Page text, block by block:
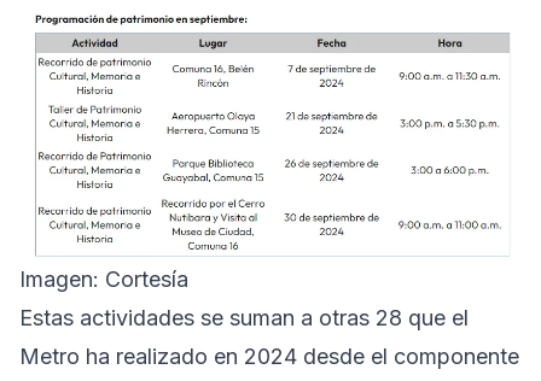
Imagen: Cortesía
Estas actividades se suman a otras 28 que el
Metro ha realizado en 2024 desde el componente